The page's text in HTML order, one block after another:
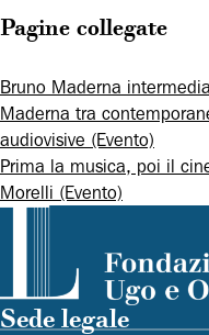
Pagine collegate
Bruno Maderna
Maderna tra
audiovisive (Evento)
Prima la musica, poi il
Morelli (Evento)
Sede legale